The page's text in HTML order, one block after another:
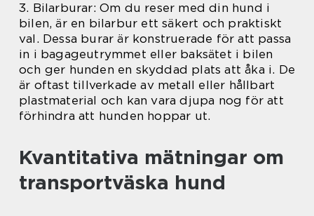
3. Bilarburar: Om du reser med din hund i
bilen, är en bilarbur ett säkert och praktiskt
val. Dessa burar är konstruerade för att passa
in i bagageutrymmet eller baksätet i bilen
och ger hunden en skyddad plats att åka i. De
är oftast tillverkade av metall eller hållbart
plastmaterial och kan vara djupa nog för att
förhindra att hunden hoppar ut.
Kvantitativa mätningar om
transportväska hund